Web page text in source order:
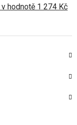
v hodnotě 1 274 Kč